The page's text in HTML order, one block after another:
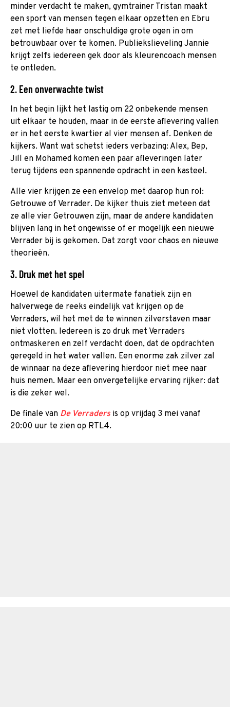
minder verdacht te maken, gymtrainer Tristan maakt
een sport van mensen tegen elkaar opzetten en Ebru
zet met liefde haar onschuldige grote ogen in om
betrouwbaar over te komen. Publiekslieveling Jannie
krijgt zelfs iedereen gek door als kleurencoach mensen
te ontleden.
2. Een onverwachte twist
In het begin lijkt het lastig om 22 onbekende mensen
uit elkaar te houden, maar in de eerste aflevering vallen
er in het eerste kwartier al vier mensen af. Denken de
kijkers. Want wat schetst ieders verbazing: Alex, Bep,
Jill en Mohamed komen een paar afleveringen later
terug tijdens een spannende opdracht in een kasteel.
Alle vier krijgen ze een envelop met daarop hun rol:
Getrouwe of Verrader. De kijker thuis ziet meteen dat
ze alle vier Getrouwen zijn, maar de andere kandidaten
blijven lang in het ongewisse of er mogelijk een nieuwe
Verrader bij is gekomen. Dat zorgt voor chaos en nieuwe
theorieën.
3. Druk met het spel
Hoewel de kandidaten uitermate fanatiek zijn en
halverwege de reeks eindelijk vat krijgen op de
Verraders, wil het met de te winnen zilverstaven maar
niet vlotten. Iedereen is zo druk met Verraders
ontmaskeren en zelf verdacht doen, dat de opdrachten
geregeld in het water vallen. Een enorme zak zilver zal
de winnaar na deze aflevering hierdoor niet mee naar
huis nemen. Maar een onvergetelijke ervaring rijker: dat
is die zeker wel.
De finale van De Verradersis op vrijdag 3 mei vanaf
20:00 uur te zien op RTL4.